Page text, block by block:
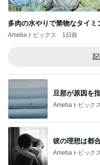
Amebaトピック
Amebaトピック
大人っぽく決
Amebaトピックス
4年続けた注
Amebaトピックス